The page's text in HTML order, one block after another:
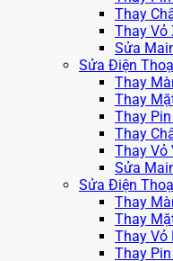
Thay
Thay Vỏ
Sửa
Sửa Điện
Thay
Thay
Thay
Thay
Thay Vỏ
Sửa
Sửa Điện
Thay
Thay
Thay Vỏ
Thay